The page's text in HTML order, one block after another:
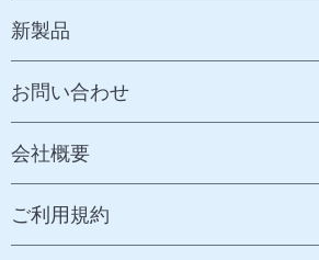
新製品
お問い合わせ
会社概要
ご利用規約